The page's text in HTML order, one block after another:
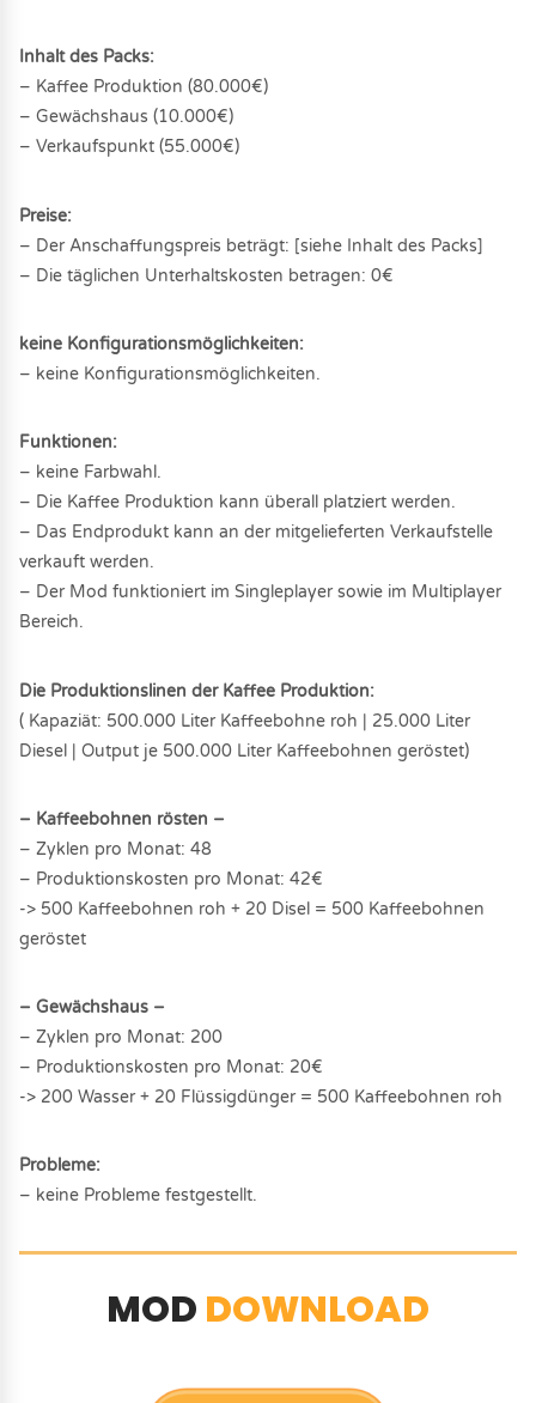
Inhalt des Packs:
– Kaffee Produktion (80.000€)
– Gewächshaus (10.000€)
– Verkaufspunkt (55.000€)
Preise:
– Der Anschaffungspreis beträgt: [siehe Inhalt des Packs]
– Die täglichen Unterhaltskosten betragen: 0€
keine Konfigurationsmöglichkeiten:
– keine Konfigurationsmöglichkeiten.
Funktionen:
– keine Farbwahl.
– Die Kaffee Produktion kann überall platziert werden.
– Das Endprodukt kann an der mitgelieferten Verkaufstelle
verkauft werden.
– Der Mod funktioniert im Singleplayer sowie im Multiplayer
Bereich.
Die Produktionslinen der Kaffee Produktion:
( Kapaziät: 500.000 Liter Kaffeebohne roh | 25.000 Liter
Diesel | Output je 500.000 Liter Kaffeebohnen geröstet)
– Kaffeebohnen rösten –
– Zyklen pro Monat: 48
– Produktionskosten pro Monat: 42€
-> 500 Kaffeebohnen roh + 20 Disel = 500 Kaffeebohnen
geröstet
– Gewächshaus –
– Zyklen pro Monat: 200
– Produktionskosten pro Monat: 20€
-> 200 Wasser + 20 Flüssigdünger = 500 Kaffeebohnen roh
Probleme:
– keine Probleme festgestellt.
MOD DOWNLOAD